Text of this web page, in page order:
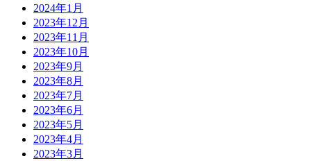
2024年1月
2023年12月
2023年11月
2023年10月
2023年9月
2023年8月
2023年7月
2023年6月
2023年5月
2023年4月
2023年3月